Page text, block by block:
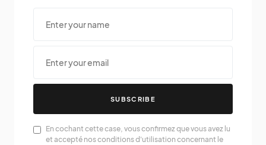
SUBSCRIBE
En cochant cette case, vous confirmez que vous avez lu
et accepté nos conditions d'utilisation concernant le